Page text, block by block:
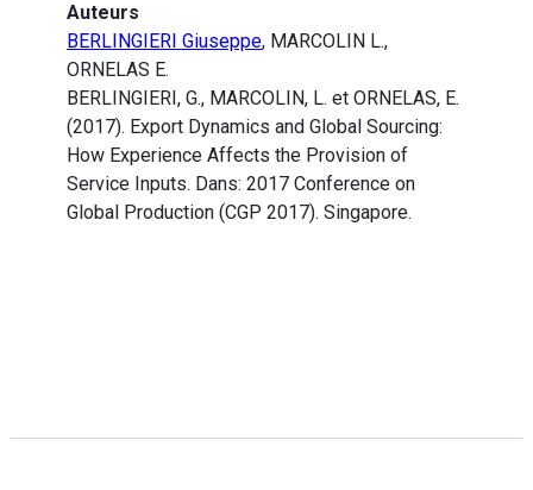
Auteurs
BERLINGIERI Giuseppe, MARCOLIN L.,
ORNELAS E.
BERLINGIERI, G., MARCOLIN, L. et ORNELAS, E.
(2017). Export Dynamics and Global Sourcing:
How Experience Affects the Provision of
Service Inputs. Dans: 2017 Conference on
Global Production (CGP 2017). Singapore.